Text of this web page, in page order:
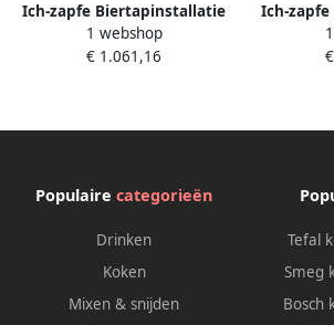
Ich-zapfe Biertapinstallatie
STREAM 50 Compleetset 2-
lijns droge koeler tot 55 l uur
1 webshop
€ 1.061,16
Ich-
Set
Koeler
Populaire categorieën
Drinken
Koken
Mixen & snijden
Tefal
Smeg
Bosch